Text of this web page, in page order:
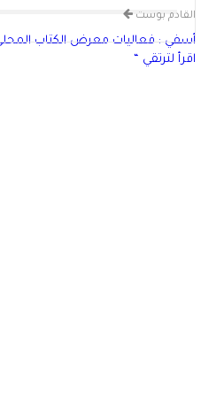
القادم بوست
أسفي : فعاليات معرض الكتاب
اقرأ لترتقي “